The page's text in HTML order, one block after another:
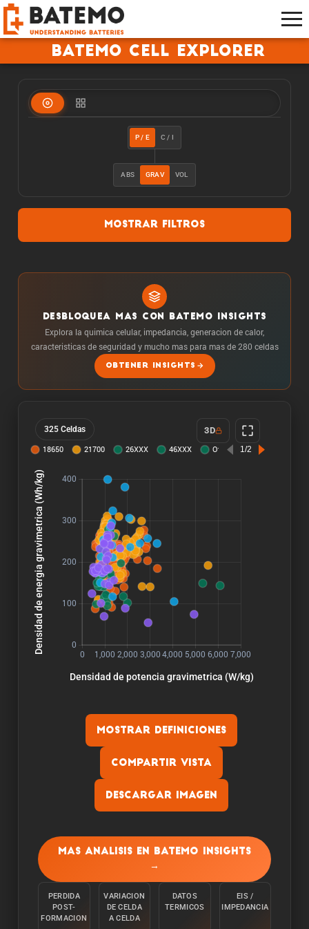
Batemo Cell Explorer
P / E C / I
ABS GRAV VOL
Mostrar filtros
DESBLOQUEA MAS CON BATEMO INSIGHTS
Explora la quimica celular, impedancia, generacion de calor,
caracteristicas de seguridad y mucho mas para mas de 280 celdas
OBTENER INSIGHTS
325 Celdas 3D
Mostrar definiciones
Compartir vista
Descargar imagen
La capacidad se mide descargando la celula a
una temperatura ambiente de 25°C desde el
100% con una corriente constante C/10 hasta
Energia:
Mas analisis en Batemo Insights
→
PERDIDA
POST-
FORMACION
VARIACION
DE CELDA
A CELDA
DATOS
TERMICOS
EIS /
IMPEDANCIA